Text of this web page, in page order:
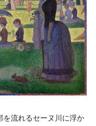
を流れるセーヌ川に浮か